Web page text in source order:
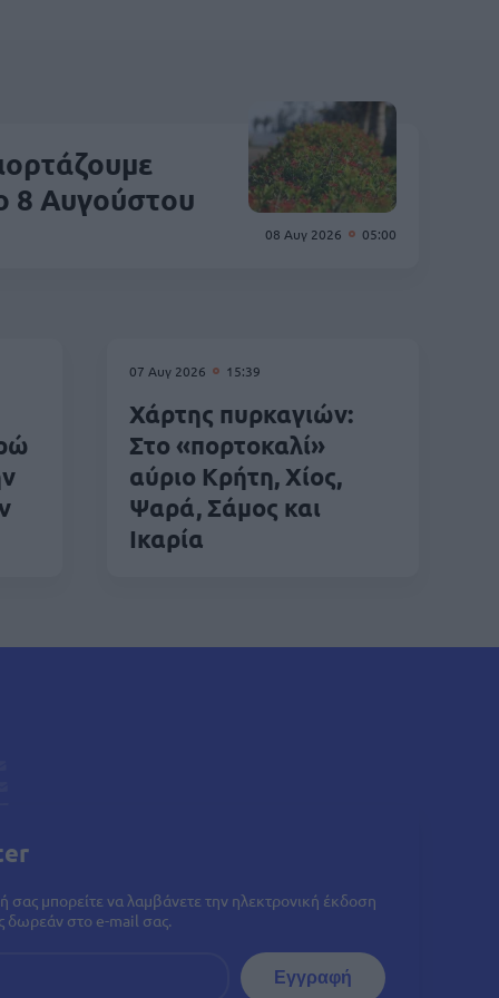
08 Αυγ 2026 05:00
8 Αυγούστου
07 Αυγ 2026 15:39
Χάρτης πυρκαγιών:
Στο «πορτοκαλί»
αύριο Κρήτη, Χίος,
Ψαρά, Σάμος και
Ικαρία
σας μπορείτε να λαμβάνετε την ηλεκτρονική έκδοση
δωρεάν στο e-mail σας.